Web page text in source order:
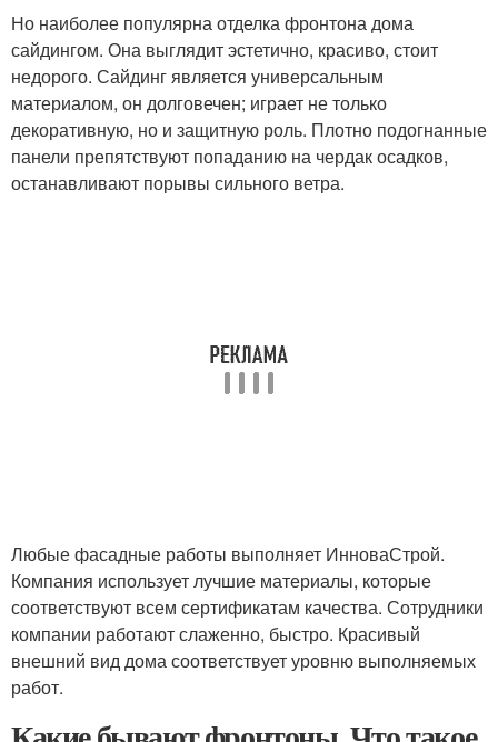
Но наиболее популярна отделка фронтона дома
сайдингом. Она выглядит эстетично, красиво, стоит
недорого. Сайдинг является универсальным
материалом, он долговечен; играет не только
декоративную, но и защитную роль. Плотно подогнанные
панели препятствуют попаданию на чердак осадков,
останавливают порывы сильного ветра.
Любые фасадные работы выполняет ИнноваСтрой.
Компания использует лучшие материалы, которые
соответствуют всем сертификатам качества. Сотрудники
компании работают слаженно, быстро. Красивый
внешний вид дома соответствует уровню выполняемых
работ.